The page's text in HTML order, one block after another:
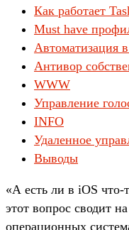
Как работает
Must have
Автоматизация
Антивор
WWW
Управление
INFO
Удаленное
Выводы
«А есть ли в iOS что-
этот вопрос сводит
операционных